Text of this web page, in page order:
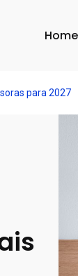
Home
para 2027